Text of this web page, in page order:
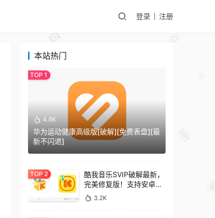
登录 注册
本站热门
4.8K
华为运动健康高级版[破解][免费表盘][最
新不闪退]
酷我音乐SVIP破解最新，
完美修复版！支持安卓
+车机+pc版！
3.2K